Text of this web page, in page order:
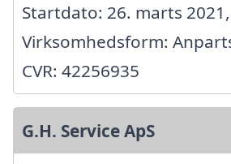
Startdato: 26. marts 2021,
Virksomhedsform:
CVR: 42256935
G.H. Service ApS